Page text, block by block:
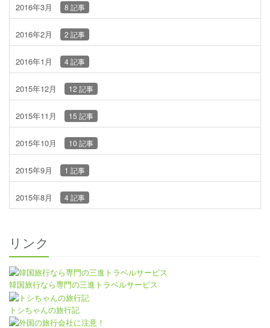
2016年3月 8 記事
2016年2月 2 記事
2016年1月 4 記事
2015年12月 12 記事
2015年11月 15 記事
2015年10月 10 記事
2015年9月 1 記事
2015年8月 4 記事
リンク
韓国旅行なら専門の三進トラベルサービス
トシちゃんの旅行記